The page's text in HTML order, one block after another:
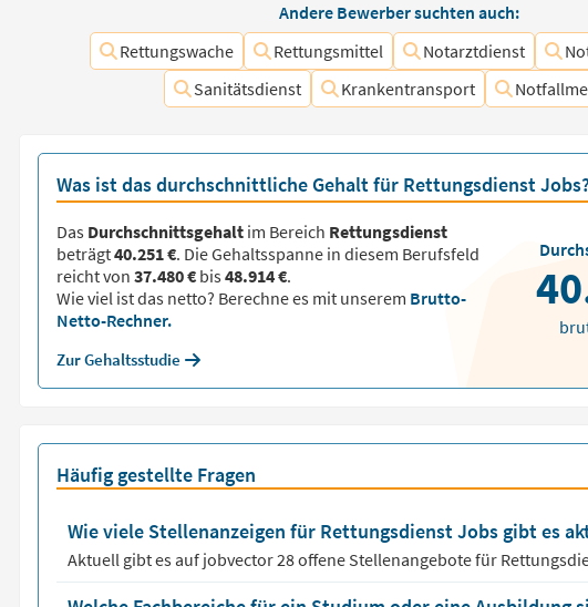
Andere Bewerber suchten auch:
Rettungswache
Rettungsmittel Notarztdienst
Sanitätsdienst
Krankentransport
Was ist das durchschnittliche Gehalt für Rettungsdienst
Das Durchschnittsgehaltim Bereich Rettungsdienst
beträgt40.251 €. Die Gehaltsspanne in diesem Berufsfeld
reicht von 37.480 €bis48.914 €.
Wie viel ist das netto? Berechne es mit unserem Brutto-
Netto-Rechner.
Zur Gehaltsstudie
Häufig gestellte Fragen
Wie viele Stellenanzeigen für Rettungsdienst Jobs gibt es
Aktuell gibt es auf jobvector28offene Stellenangebote für